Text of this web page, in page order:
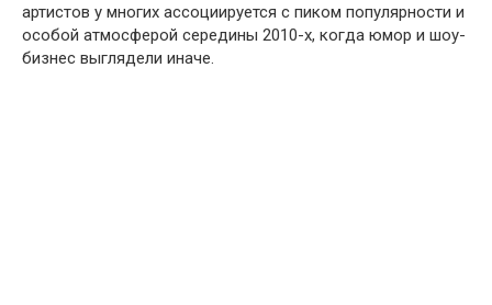
артистов у многих ассоциируется с пиком популярности и
особой атмосферой середины 2010-х, когда юмор и шоу-
бизнес выглядели иначе.